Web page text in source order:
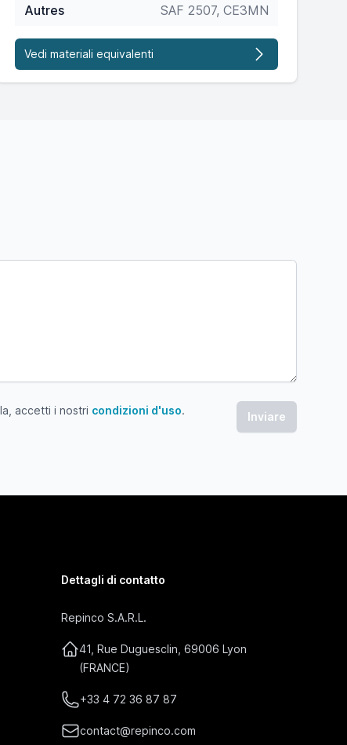
Autres
SAF 2507, CE3MN
Vedi materiali equivalenti
accetti i nostri condizioni d'uso
accetti i nostri condizioni d'uso.
Dettagli di contatto
Repinco S.A.R.L.
41, Rue Duguesclin, 69006 Lyon
(FRANCE)
+33 4 72 36 87 87
contact@repinco.com